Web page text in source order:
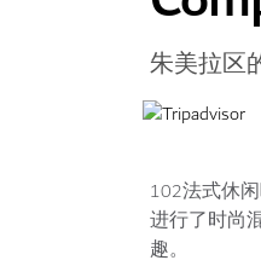
朱美拉区
102法式休
进行了时尚
趣。